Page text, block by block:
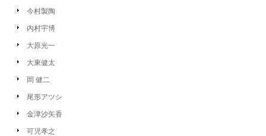
今村製陶
内村宇博
大原光一
大東健太
岡 健二
尾形アツシ
金津沙矢香
可児孝之